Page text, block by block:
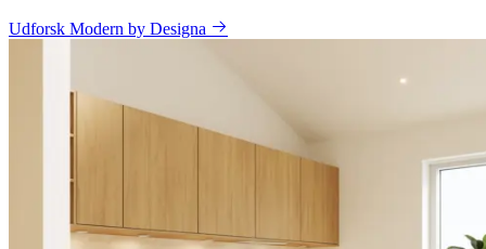
Udforsk Modern by Designa